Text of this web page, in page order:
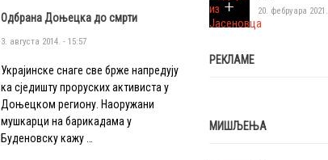
Одбрана Доњецка до смрти
3. августа 2014. - 15:57
Украјинске снаге све брже напредују
ка сједишту проруских активиста у
Доњецком региону. Наоружани
мушкарци на барикадама у
Буденовску кажу …
20. фебруара 2021.
РЕКЛАМЕ
МИШЉЕЊА